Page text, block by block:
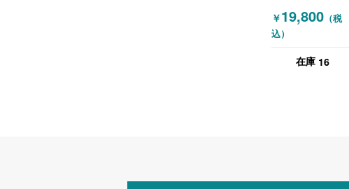
リクライミング機
能 グリーン
￥19,800 （税
込）
在庫 16